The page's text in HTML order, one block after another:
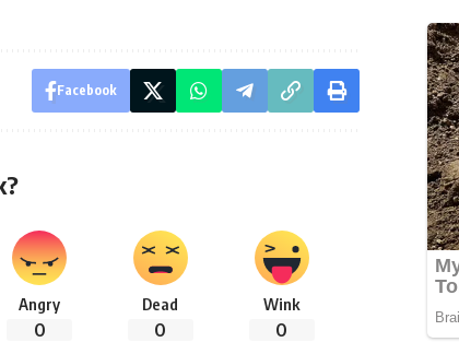
Facebook
Angry
0
Dead
0
Wink
0